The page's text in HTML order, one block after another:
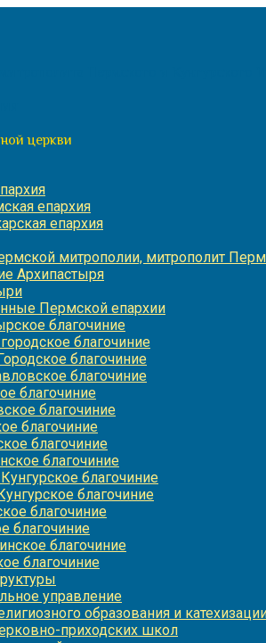
церкви
епархия
епархия
митрополии, митрополит
Архипастыря
Пермской епархии
благочиние
благочиние
благочиние
благочиние
благочиние
благочиние
благочиние
благочиние
благочиние
благочиние
благочиние
благочиние
благочиние
благочиние
благочиние
управление
образования и
приходских школ